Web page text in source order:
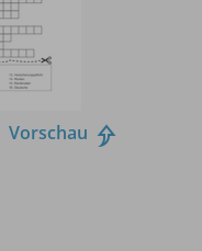
Vorschau